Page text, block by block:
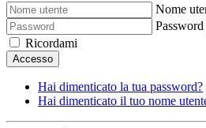
Nome
Password
Ricordami
Accesso
Hai dimenticato la tua password?
Hai dimenticato il tuo nome